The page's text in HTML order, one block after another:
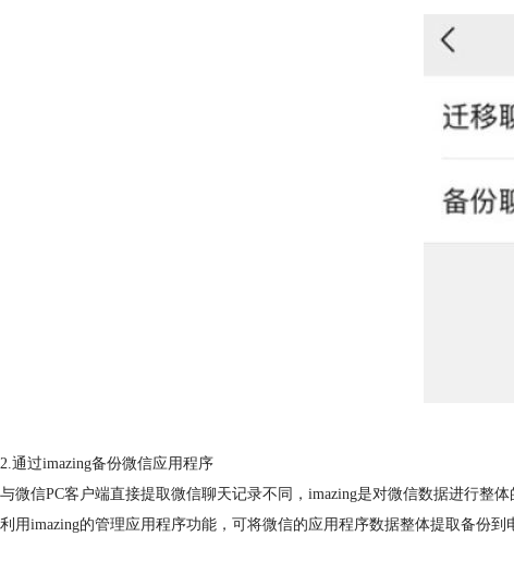
2.通过imazing备份微信应用程序
与微信PC客户端直接提取微信聊天记录不同，imazing是对微信数据进行整
利用imazing的管理应用程序功能，可将微信的应用程序数据整体提取备份到